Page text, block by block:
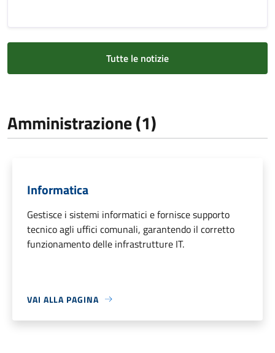
Tutte le notizie
Amministrazione (1)
Informatica
Gestisce i sistemi informatici e fornisce supporto
tecnico agli uffici comunali, garantendo il corretto
funzionamento delle infrastrutture IT.
VAI ALLA PAGINA